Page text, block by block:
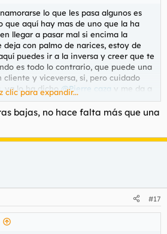
lo que les pasa algunos es
que aquí hay mas de uno que la ha
llegar a pasar mal si encima la
con palmo de narices, estoy de
puedes ir a la inversa y creer que te
es todo lo contrario, que puede una
cliente y viceversa, si, pero cuidado
ya lo ha dicho @Pierre caza y me da a
eso, yo no he pasado por eso, no he
con una puta, pero vamos que te
supuesto.
clic para expandir...
bajas, no hace falta más que una
#17